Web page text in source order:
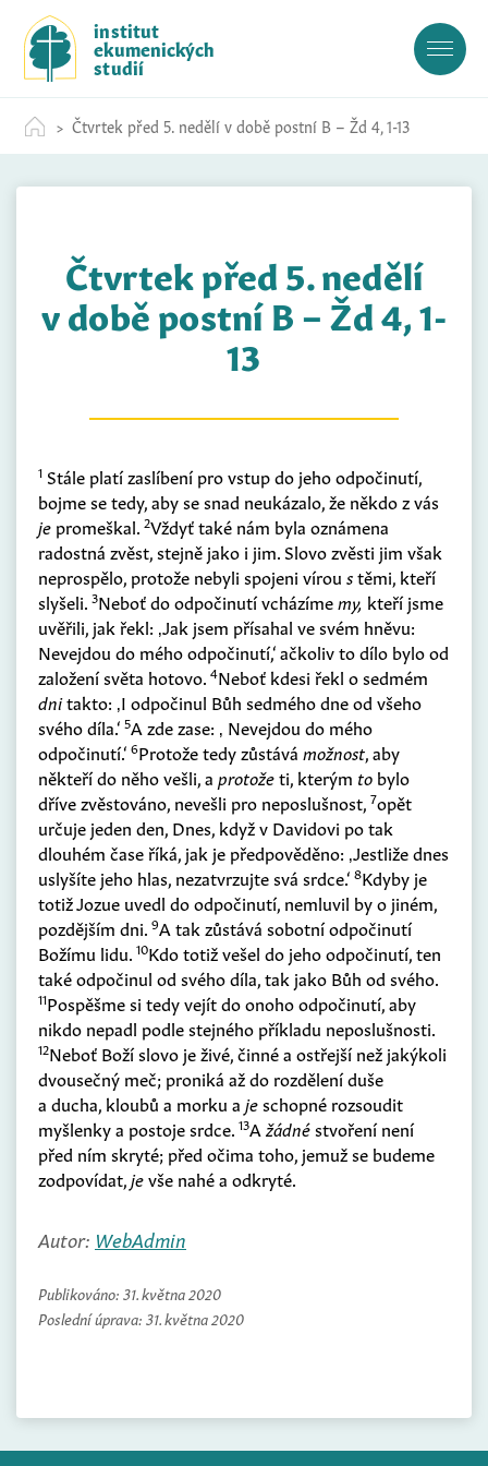
c
institut
ekumenických
studií
Čtvrtek před 5. nedělí v době postní B – Žd 4, 1-13
Čtvrtek před 5. nedělí
v době postní B – Žd 4, 1-
13
1 Stále platí zaslíbení pro vstup do jeho odpočinutí,
bojme se tedy, aby se snad neukázalo, že někdo z vás
je promeškal. 2Vždyť také nám byla oznámena
radostná zvěst, stejně jako i jim. Slovo zvěsti jim však
neprospělo, protože nebyli spojeni vírou stěmi, kteří
slyšeli. 3Neboť do odpočinutí vcházímemy, kteří jsme
uvěřili, jak řekl: ‚Jak jsem přísahal ve svém hněvu:
Nevejdou do mého odpočinutí,‘ ačkoliv to dílo bylo od
založení světa hotovo. 4Neboť kdesi řekl o sedmém
dnitakto: ‚I odpočinul Bůh sedmého dne od všeho
svého díla.‘ 5A zde zase: ‚ Nevejdou do mého
odpočinutí.‘ 6Protože tedy zůstává možnost, aby
někteří do něho vešli, a protožeti, kterým to bylo
dříve zvěstováno, nevešli pro neposlušnost, 7opět
určuje jeden den, Dnes, když v Davidovi po tak
dlouhém čase říká, jak je předpověděno: ‚Jestliže dnes
uslyšíte jeho hlas, nezatvrzujte svá srdce.‘ 8Kdyby je
totiž Jozue uvedl do odpočinutí, nemluvil by o jiném,
pozdějším dni. 9A tak zůstává sobotní odpočinutí
Božímu lidu. 10Kdo totiž vešel do jeho odpočinutí, ten
také odpočinul od svého díla, tak jako Bůh od svého.
11Pospěšme si tedy vejít do onoho odpočinutí, aby
nikdo nepadl podle stejného příkladu neposlušnosti.
12Neboť Boží slovo je živé, činné a ostřejší než jakýkoli
dvousečný meč; proniká až do rozdělení duše
a ducha, kloubů a morku a jeschopné rozsoudit
myšlenky a postoje srdce. 13A žádnéstvoření není
před ním skryté; před očima toho, jemuž se budeme
zodpovídat,jevše nahé a odkryté.
Autor: WebAdmin
Publikováno: 31. května 2020
Poslední úprava: 31. května 2020